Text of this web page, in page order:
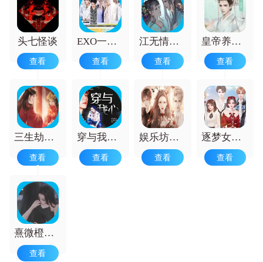
精彩，让人沉浸其中，还有着唯美动人的
爱情故事与角色。玩家开局即可自由选定
身份，开放式的大结局等待你来抉择。要
是你对此感兴趣，可千万别错过！喜爱橙
光游戏的朋友们，快来下载体验吧。
头七怪谈
查看
EXO一吻定情橙光游戏
查看
江无情橙光金手指2025最新版
查看
皇帝养成后宫
查看
三生劫之琉璃火金橙光游戏
查看
穿与我心清软
查看
娱乐坊清软
查看
逐梦女子图鉴橙光
查看
熹微橙光游戏
查看